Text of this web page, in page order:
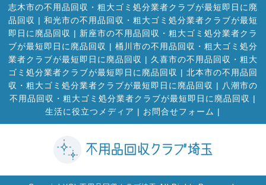
志木市の不用品回収・粗大ゴミ処分業者クラブが最短即日に廃
品回収 | 和光市の不用品回収・粗大ゴミ処分業者クラブが最短
即日に廃品回収 | 新座市の不用品回収・粗大ゴミ処分業者クラ
ブが最短即日に廃品回収 | 桶川市の不用品回収・粗大ゴミ処分
業者クラブが最短即日に廃品回収 | 久喜市の不用品回収・粗大
ゴミ処分業者クラブが最短即日に廃品回収 | 北本市の不用品回
収・粗大ゴミ処分業者クラブが最短即日に廃品回収 | 八潮市の
不用品回収・粗大ゴミ処分業者クラブが最短即日に廃品回収 |
生活に役立つメディア | お問合せフォーム |